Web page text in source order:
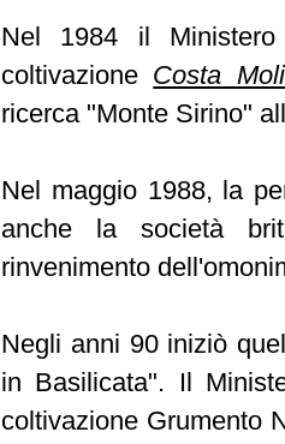
Nel 1984 il Ministero
coltivazione Costa
ricerca "Monte Sirino"
Nel maggio 1988, la
anche la società
rinvenimento
Negli anni 90 iniziò
in Basilicata". Il
coltivazione Grumento